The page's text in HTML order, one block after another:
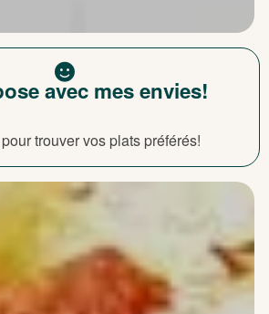
avec mes envies!
trouver vos plats préférés!